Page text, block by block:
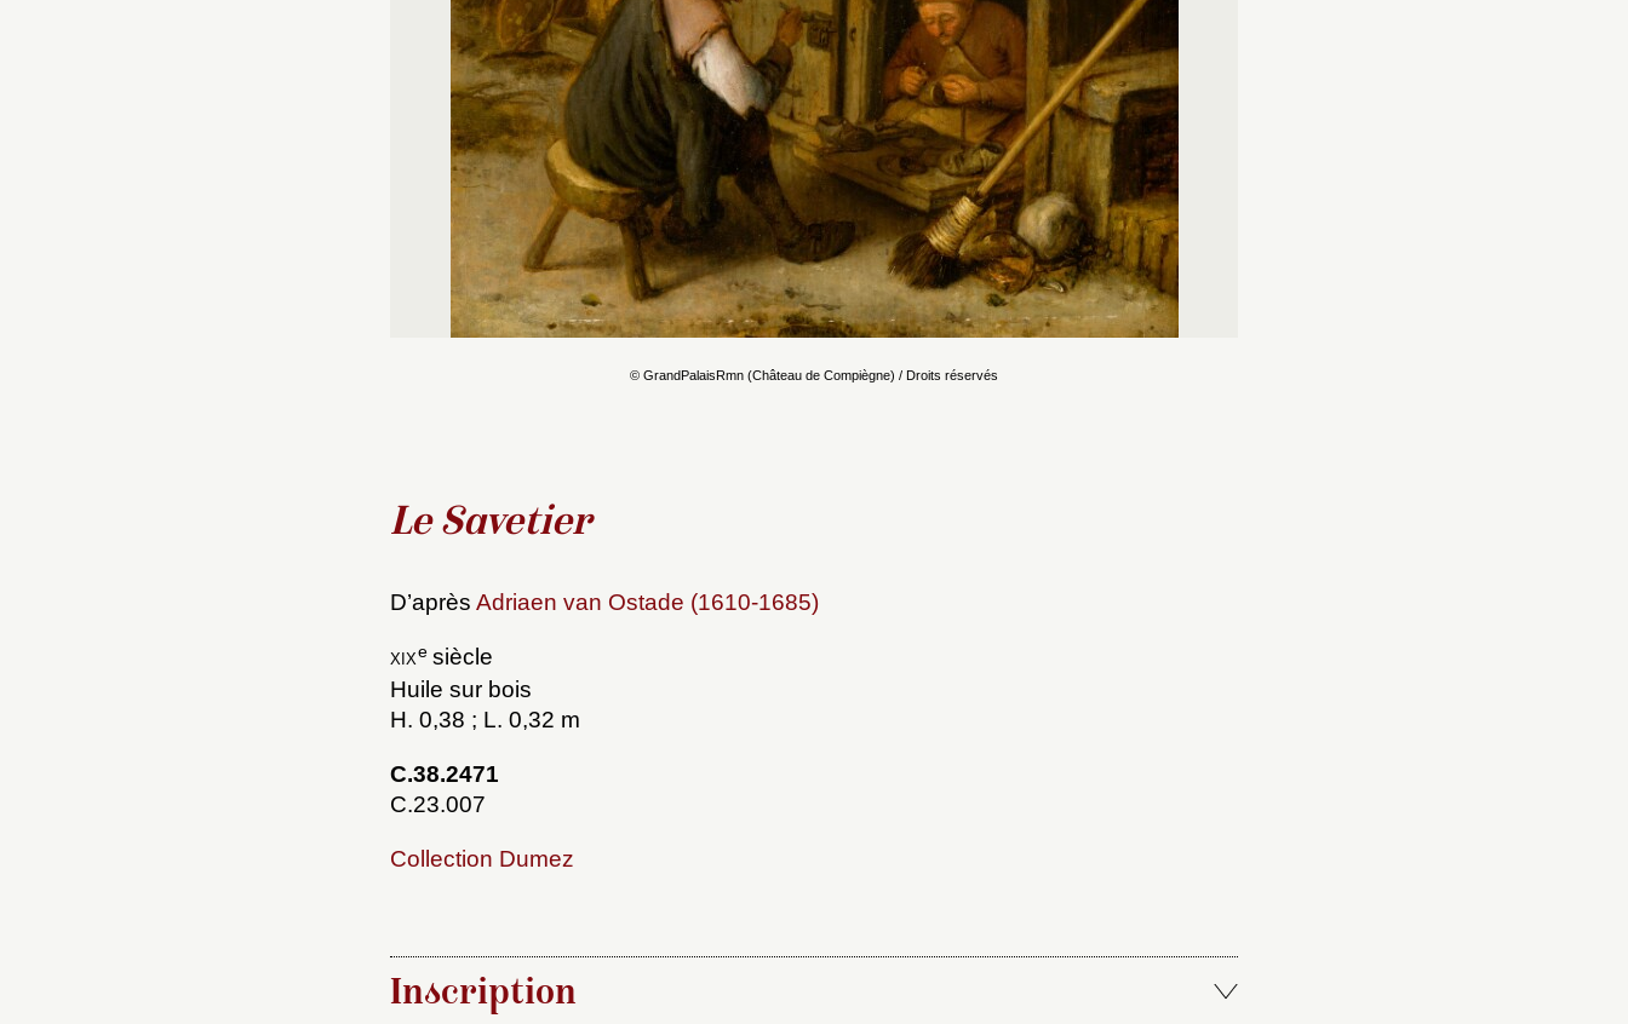
© GrandPalaisRmn (Château de Compiègne) / Droits réservés
Le Savetier
D’après Adriaen van Ostade (1610-1685)
xixesiècle
Huile sur bois
H. 0,38 ; L. 0,32 m
C.38.2471
C.23.007
Collection Dumez
Inscription